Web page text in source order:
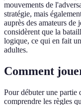
mouvements de
stratégie, mais
auprès des amateurs de
considèrent que la
logique, ce qui en fait
adultes.
Comment
Pour débuter une partie
comprendre les règles